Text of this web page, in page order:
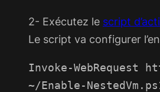
2- Exécutez le script
Le script va configurer
Invoke-WebRequest
~/Enable-NestedVm.ps1